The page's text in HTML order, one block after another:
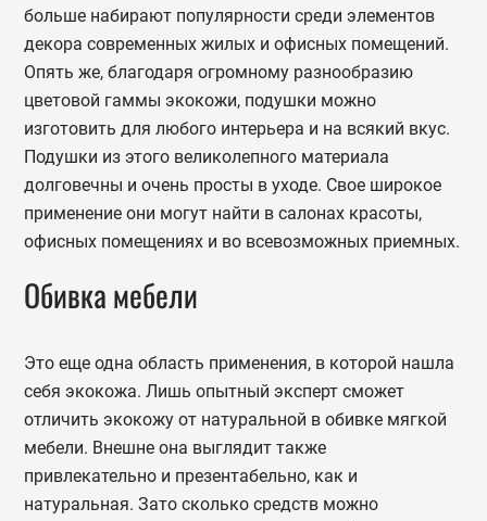
больше набирают популярности среди элементов
декора современных жилых и офисных помещений.
Опять же, благодаря огромному разнообразию
цветовой гаммы экокожи, подушки можно
изготовить для любого интерьера и на всякий вкус.
Подушки из этого великолепного материала
долговечны и очень просты в уходе. Свое широкое
применение они могут найти в салонах красоты,
офисных помещениях и во всевозможных приемных.
Обивка мебели
Это еще одна область применения, в которой нашла
себя экокожа. Лишь опытный эксперт сможет
отличить экокожу от натуральной в обивке мягкой
мебели. Внешне она выглядит также
привлекательно и презентабельно, как и
натуральная. Зато сколько средств можно